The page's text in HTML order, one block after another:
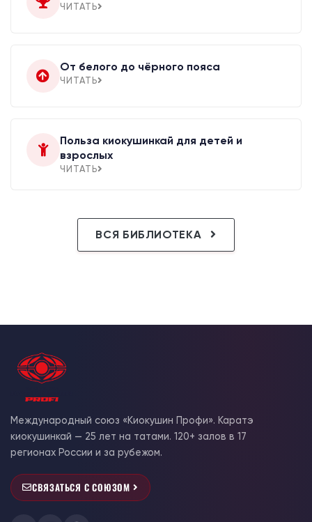
ЧИТАТЬ
От белого до чёрного пояса
ЧИТАТЬ
Польза киокушинкай для детей и
взрослых
ЧИТАТЬ
ВСЯ БИБЛИОТЕКА
Международный союз «Киокушин Профи». Каратэ
киокушинкай — 25 лет на татами. 120+ залов в 17
регионах России и за рубежом.
СВЯЗАТЬСЯ С СОЮЗОМ